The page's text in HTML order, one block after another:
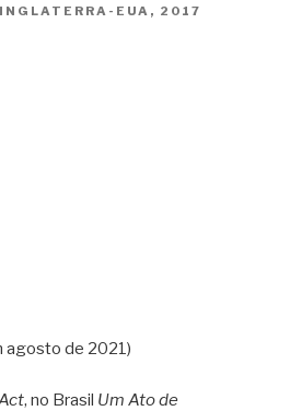
EUA, 2017
stars
agosto de 2021)
, no Brasil Um Ato de